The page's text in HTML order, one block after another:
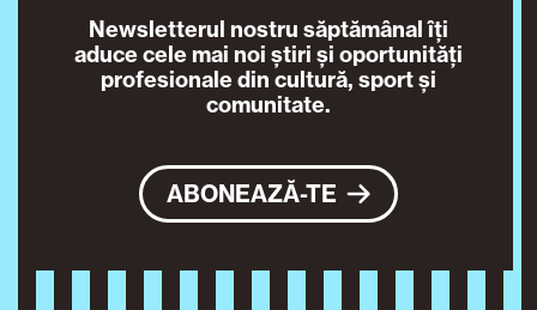
Newsletterul nostru săptămânal îți
aduce cele mai noi știri și oportunități
profesionale din cultură, sport și
comunitate.
ABONEAZĂ-TE